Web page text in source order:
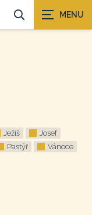
Ježíš
Josef
Pastýř Vánoce